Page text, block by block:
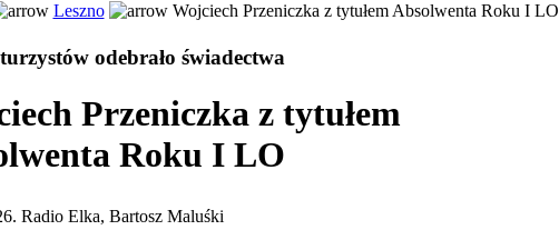
Leszno Wojciech Przeniczka z tytułem Absolwenta Roku I LO
odebrało świadectwa
Przeniczka z tytułem
Roku I LO
Radio Elka, Bartosz Maluśki